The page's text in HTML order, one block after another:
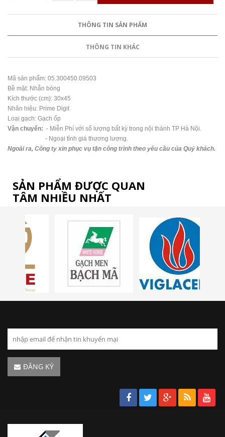
THÔNG TIN SẢN PHẨM
THÔNG TIN KHÁC
Mã sản phẩm: 05.300450.09503
Bề mặt: Nhẵn bóng
Kích thước (cm): 30x45
Nhãn hiệu: Prime Digit
Loại gạch: Gạch ốp
Vận chuyển: - Miễn Phí với số lượng bất kỳ trong nội thành TP Hà Nội.
- Ngoại tỉnh giá thương lượng.
Ngoài ra, Công ty xin phục vụ tận công trình theo yêu cầu của Quý khách.
SẢN PHẨM ĐƯỢC QUAN
TÂM NHIỀU NHẤT
ĐĂNG KÝ